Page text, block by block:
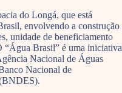
do Longá, que está
envolvendo a construção
unidade de beneficiamento
“Água Brasil” é uma iniciativa
Nacional de Águas
Nacional de